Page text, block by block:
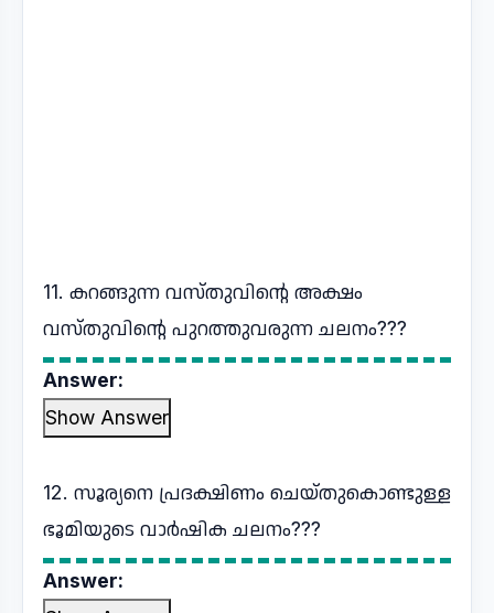
11. കറങ്ങുന്ന വസ്തുവിന്റെ അക്ഷം
വസ്തുവിന്റെ പുറത്തുവരുന്ന ചലനം???
Answer:
Show Answer
12. സൂര്യനെ പ്രദക്ഷിണം ചെയ്തുകൊണ്ടുള്ള
ഭൂമിയുടെ വാർഷിക ചലനം???
Answer: